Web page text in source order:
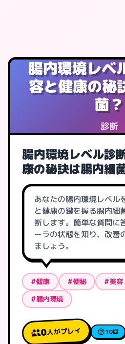
腸内環境レベ
容と健康の秘
菌？
診断
腸内環境レベル診
康の秘訣は腸内細
あなたの腸内環境レベル
と健康の鍵を握る腸内細
断します。簡単な質問に
ーラの状態を知り、改善
ましょう。
#健康 #便秘 #美容
#腸内環境
0人がプレイ 10問